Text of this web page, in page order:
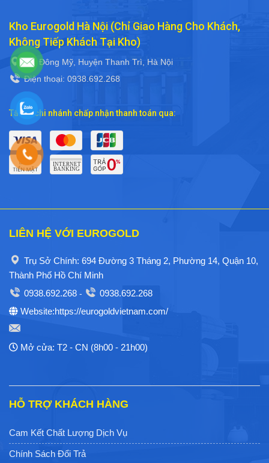
Kho Eurogold Hà Nội (Chỉ Giao Hàng Cho Khách,
Không Tiếp Khách Tại Kho)
Xã Đông Mỹ, Huyện Thanh Trì, Hà Nội
Điện thoại: 0938.692.268
Tất cả chi nhánh chấp nhận thanh toán qua:
LIÊN HỆ VỚI EUROGOLD
Trụ Sở Chính: 694 Đường 3 Tháng 2, Phường 14, Quận 10,
Thành Phố Hồ Chí Minh
0938.692.268 -
0938.692.268
Website:https://eurogoldvietnam.com/
Mở cửa: T2 - CN (8h00 - 21h00)
HỖ TRỢ KHÁCH HÀNG
Cam Kết Chất Lượng Dịch Vụ
Chính Sách Đổi Trả